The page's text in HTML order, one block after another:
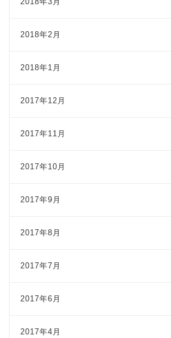
2018年2月
2018年1月
2017年12月
2017年11月
2017年10月
2017年9月
2017年8月
2017年7月
2017年6月
2017年4月